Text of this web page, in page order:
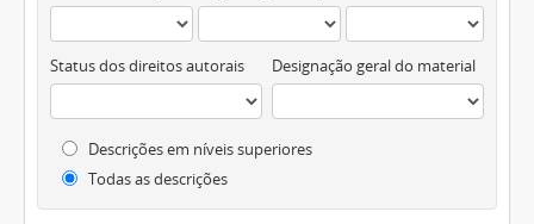
Status dos direitos autorais Designação geral do material
Descrições em níveis superiores
Todas as descrições